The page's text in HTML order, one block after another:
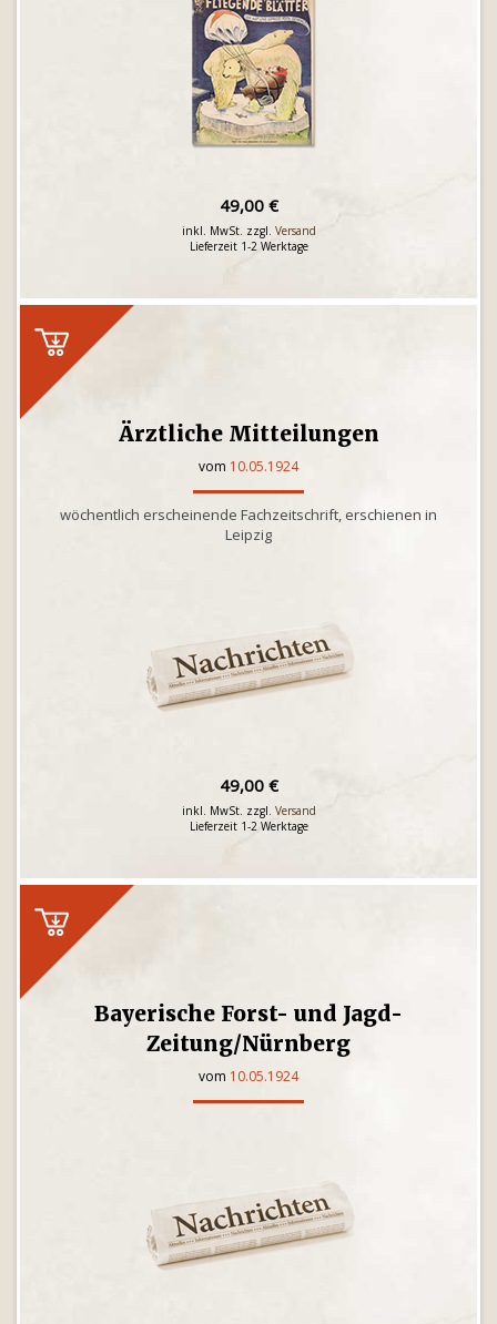
49,00 €
inkl. MwSt. zzgl. Versand
Lieferzeit 1-2 Werktage
Ärztliche Mitteilungen
vom 10.05.1924
wöchentlich erscheinende Fachzeitschrift, erschienen in
Leipzig
49,00 €
inkl. MwSt. zzgl. Versand
Lieferzeit 1-2 Werktage
Bayerische Forst- und Jagd-
Zeitung/Nürnberg
vom 10.05.1924